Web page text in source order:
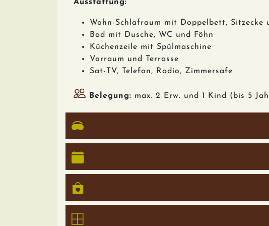
Ausstattung:
Wohn-Schlafraum mit Doppelbett, Sitzecke
Bad mit Dusche, WC und Föhn
Küchenzeile mit Spülmaschine
Vorraum und Terrasse
Sat-TV, Telefon, Radio, Zimmersafe
Belegung: max. 2 Erw. und 1 Kind (bis 5